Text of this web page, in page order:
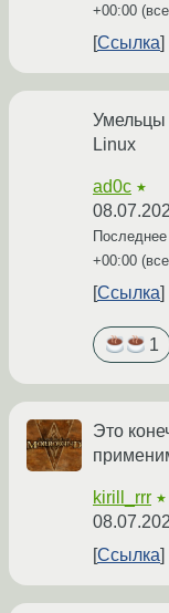
+00:00
Ссылка
Умельцы
Linux
ad0c ★
+00:00
Ссылка
1
Это
kirill_rrr
Ссылка